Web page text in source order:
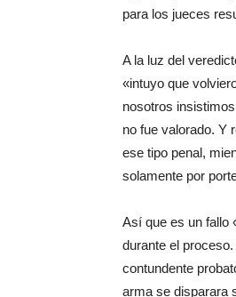
para los jueces
A la luz del
«intuyo que
nosotros
no fue valorado. Y
ese tipo penal,
solamente por
Así que es un fallo
durante el
contundente
arma se disparara